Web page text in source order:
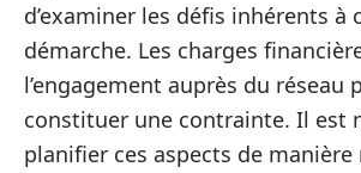
d’examiner les défis inhérents à
démarche. Les charges
l’engagement auprès du réseau
constituer une contrainte. Il est
planifier ces aspects de